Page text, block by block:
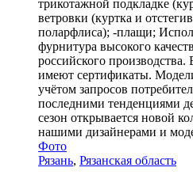
трикотажной подкладке
ветровки (куртка и
поларфлиса); -плащи;
фурнитура высокого
российского
имеют сертификаты.
учётом запросов
последними тенденциями
сезон открывается новой
нашими дизайнерами и
Фото
Рязань, Рязанская область